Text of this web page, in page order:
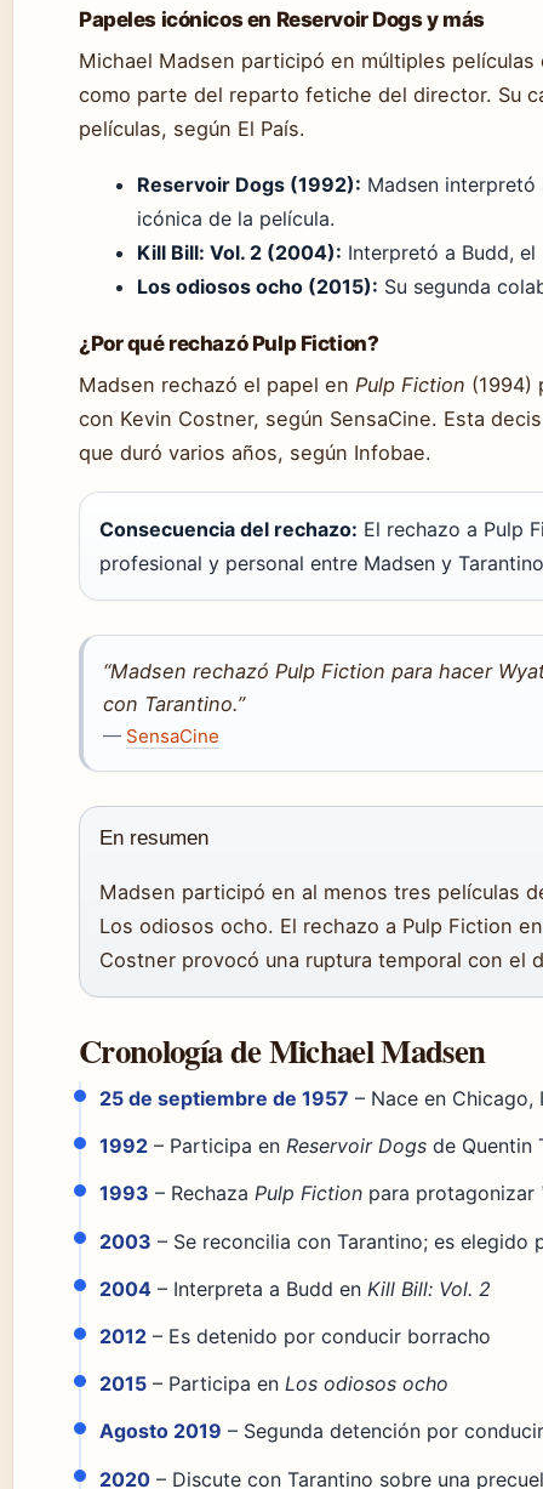
Papeles icónicos en Reservoir Dogs y más
Michael Madsen participó en múltiples
como parte del reparto fetiche del director. Su
películas, según El País.
Reservoir Dogs (1992): Madsen interpretó
icónica de la película.
Kill Bill: Vol. 2 (2004): Interpretó a Budd, el
Los odiosos ocho (2015): Su segunda
¿Por qué rechazó Pulp Fiction?
Madsen rechazó el papel en Pulp Fiction (1994)
con Kevin Costner, según SensaCine. Esta
que duró varios años, según Infobae.
Consecuencia del rechazo: El rechazo a Pulp
profesional y personal entre Madsen y
“Madsen rechazó Pulp Fiction para hacer
con Tarantino.”
— SensaCine
En resumen
Madsen participó en al menos tres películas
Los odiosos ocho. El rechazo a Pulp Fiction
Costner provocó una ruptura temporal con el
Cronología de Michael Madsen
25 de septiembre de 1957 – Nace en Chicago,
1992 – Participa enReservoir Dogs de Quentin
1993 – RechazaPulp Fiction para protagonizar
2003 – Se reconcilia con Tarantino; es elegido
2004 – Interpreta a Budd en Kill Bill: Vol. 2
2012 – Es detenido por conducir borracho
2015 – Participa enLos odiosos ocho
Agosto 2019 – Segunda detención por
2020 – Discute con Tarantino sobre una